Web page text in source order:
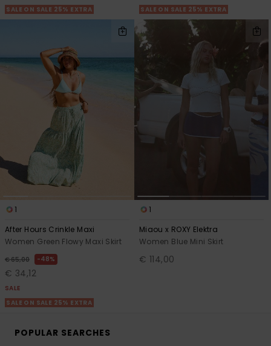
SALE ON SALE 25% EXTRA
SALE ON SALE 25% EXTRA
1
After Hours Crinkle Maxi
Women Green Flowy Maxi Skirt
€ 65,00 48%
€ 34,12
SALE
SALE ON SALE 25% EXTRA
1
Miaou x ROXY Elektra
Women Blue Mini Skirt
€ 114,00
POPULAR SEARCHES